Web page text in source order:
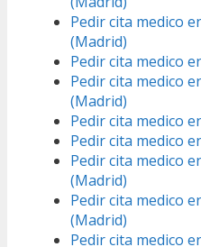
Pedir cita medico
(Madrid)
Pedir cita medico
Pedir cita medico
(Madrid)
Pedir cita medico
Pedir cita medico
Pedir cita medico
(Madrid)
Pedir cita medico
(Madrid)
Pedir cita medico